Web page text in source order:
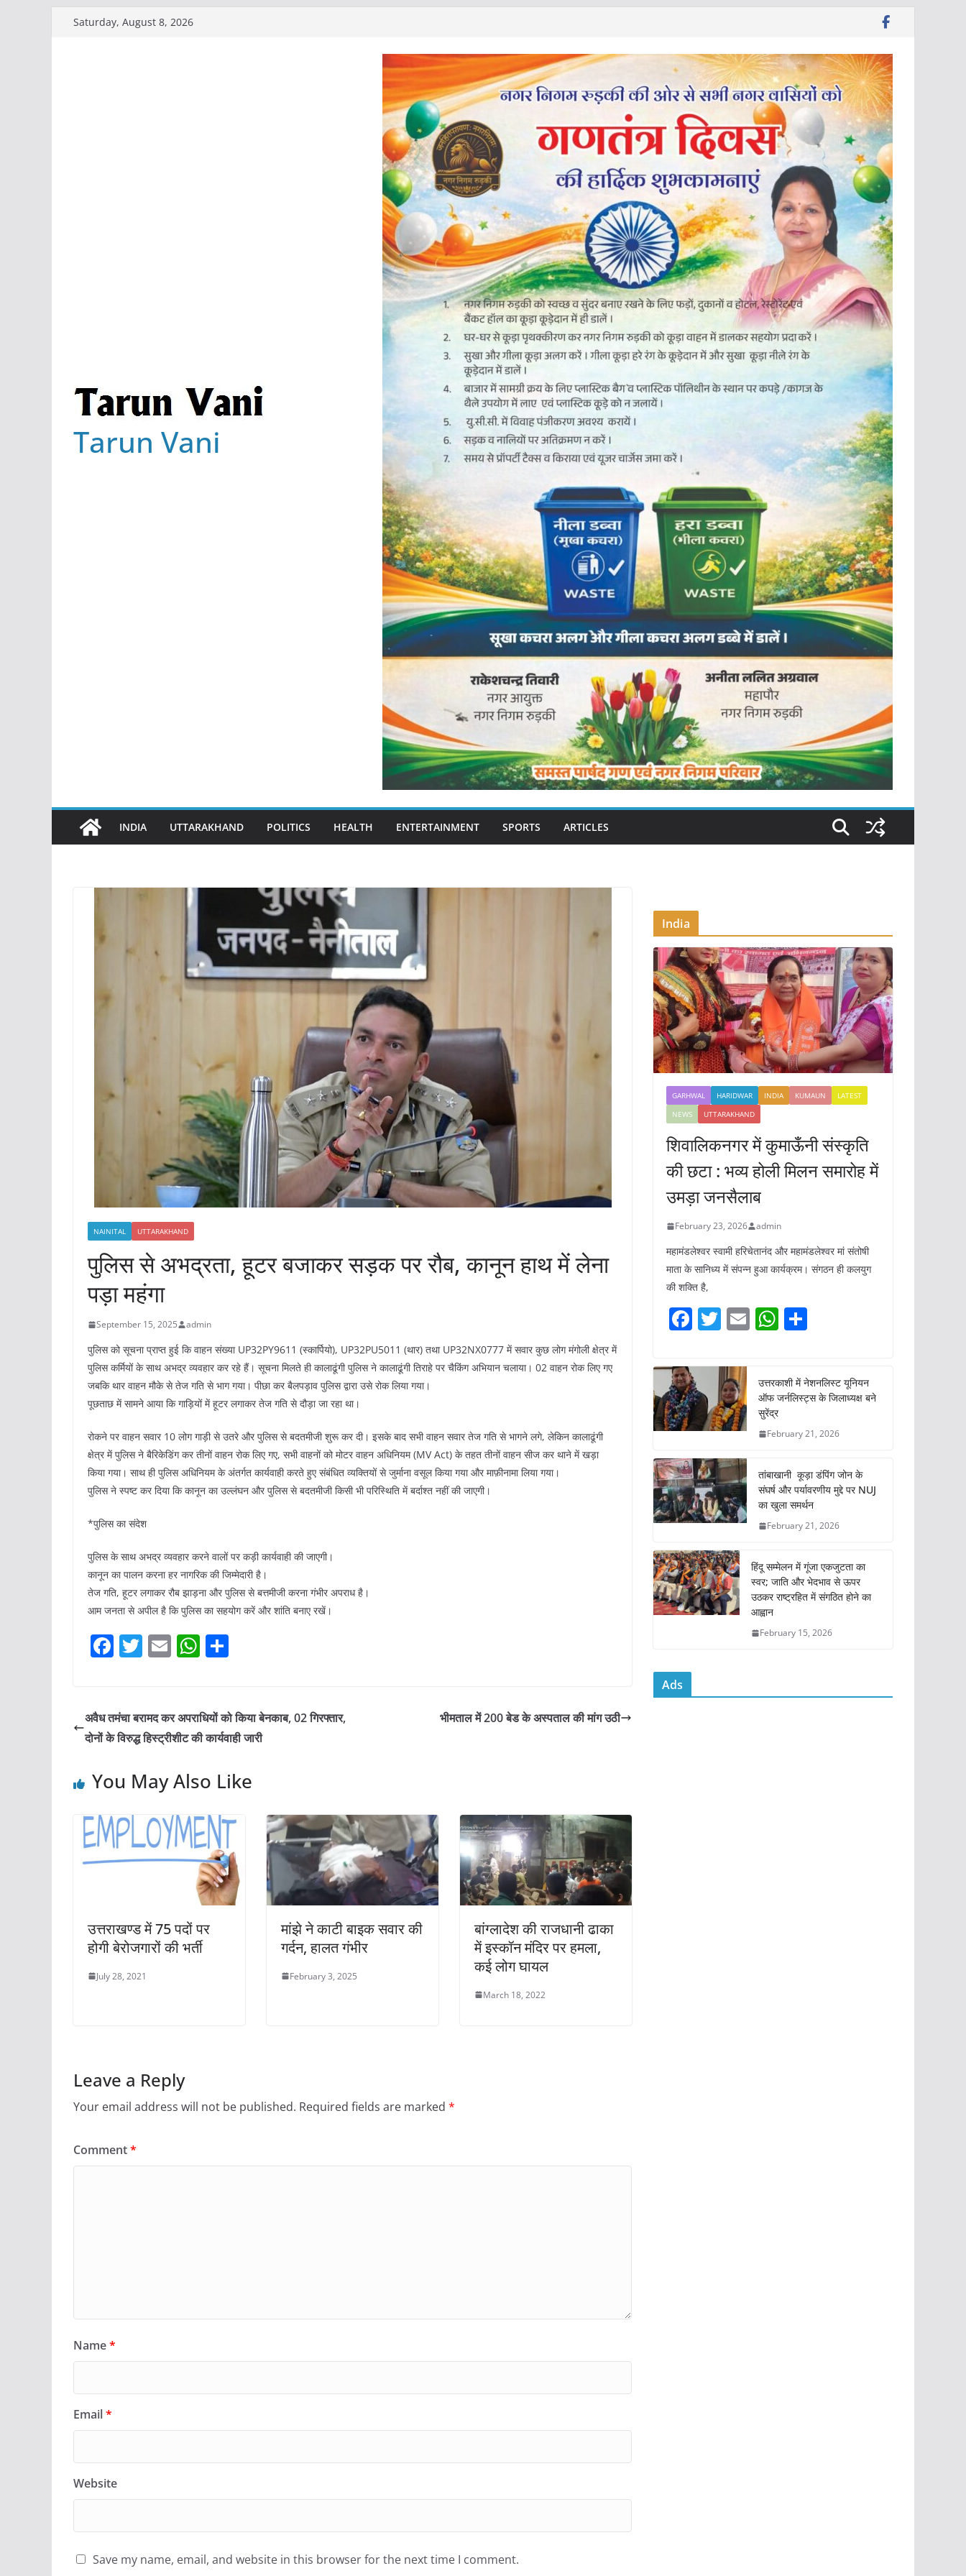
Saturday, August 8, 2026
Tarun Vani
INDIA UTTARAKHAND POLITICS HEALTH ENTERTAINMENT SPORTS ARTICLES
NAINITAL UTTARAKHAND
पुलिस से अभद्रता, हूटर बजाकर सड़क पर रौब, कानून हाथ में लेना
पड़ा महंगा
September 15, 2025 admin
पुलिस को सूचना प्राप्त हुई कि वाहन संख्या UP32PY9611 (स्कार्पियो), UP32PU5011 (थार) तथा UP32NX0777 में सवार कुछ लोग मंगोली क्षेत्र में
पुलिस कर्मियों के साथ अभद्र व्यवहार कर रहे हैं। सूचना मिलते ही कालाढूंगी पुलिस ने कालाढूंगी तिराहे पर चैकिंग अभियान चलाया। 02 वाहन रोक लिए गए
जबकि थार वाहन मौके से तेज गति से भाग गया। पीछा कर बैलपड़ाव पुलिस द्वारा उसे रोक लिया गया।
पूछताछ में सामने आया कि गाड़ियों में हूटर लगाकर तेज गति से दौड़ा जा रहा था।
रोकने पर वाहन सवार 10 लोग गाड़ी से उतरे और पुलिस से बदतमीजी शुरू कर दी। इसके बाद सभी वाहन सवार तेज गति से भागने लगे, लेकिन कालाढूंगी
क्षेत्र में पुलिस ने बैरिकेडिंग कर तीनों वाहन रोक लिए गए, सभी वाहनों को मोटर वाहन अधिनियम (MV Act) के तहत तीनों वाहन सीज कर थाने में खड़ा
किया गया। साथ ही पुलिस अधिनियम के अंतर्गत कार्यवाही करते हुए संबंधित व्यक्तियों से जुर्माना वसूल किया गया और माफ़ीनामा लिया गया।
पुलिस ने स्पष्ट कर दिया कि कानून का उल्लंघन और पुलिस से बदतमीजी किसी भी परिस्थिति में बर्दाश्त नहीं की जाएगी।
*पुलिस का संदेश
पुलिस के साथ अभद्र व्यवहार करने वालों पर कड़ी कार्यवाही की जाएगी।
कानून का पालन करना हर नागरिक की जिम्मेदारी है।
तेज गति, हूटर लगाकर रौब झाड़ना और पुलिस से बत्तमीजी करना गंभीर अपराध है।
आम जनता से अपील है कि पुलिस का सहयोग करें और शांति बनाए रखें।
F
e
b
o
T
er
E
l
W
s
A
p
e
अवैध तमंचा बरामद कर अपराधियों को किया बेनकाब, 02 गिरफ्तार,
दोनों के विरुद्ध हिस्ट्रीशीट की कार्यवाही जारी
भीमताल में 200 बेड के अस्पताल की मांग उठी
You May Also Like
उत्तराखण्ड में 75 पदों पर
होगी बेरोजगारों की भर्ती
July 28, 2021
मांझे ने काटी बाइक सवार की
गर्दन, हालत गंभीर
February 3, 2025
बांग्लादेश की राजधानी ढाका
में इस्कॉन मंदिर पर हमला,
कई लोग घायल
March 18, 2022
Leave a Reply
Your email address will not be published. Required fields are marked *
Comment*
Name*
Email*
Website
Save my name, email, and website in this browser for the next time I comment.
India
GARHWAL HARIDWAR INDIA KUMAUN
LATEST
NEWS
UTTARAKHAND
शिवालिकनगर में कुमाऊँनी संस्कृति
की छटा : भव्य होली मिलन समारोह में
उमड़ा जनसैलाब
February 23, 2026 admin
महामंडलेश्वर स्वामी हरिचेतानंद और महामंडलेश्वर मां संतोषी
माता के सानिध्य में संपन्न हुआ कार्यक्रम। संगठन ही कलयुग
की शक्ति है,
F
c
e
b
o
o
k
T
itt
er
E W
s
A
p
e
उत्तरकाशी में नेशनलिस्ट यूनियन
ऑफ जर्नलिस्ट्स के जिलाध्यक्ष बने
सुरेंद्र
February 21, 2026
तांबाखानी कूड़ा डंपिंग जोन के
संघर्ष और पर्यावरणीय मुद्दे पर NUJ
का खुला समर्थन
February 21, 2026
हिंदू सम्मेलन में गूंजा एकजुटता का
स्वर; जाति और भेदभाव से ऊपर
उठकर राष्ट्रहित में संगठित होने का
आह्वान
February 15, 2026
Ads